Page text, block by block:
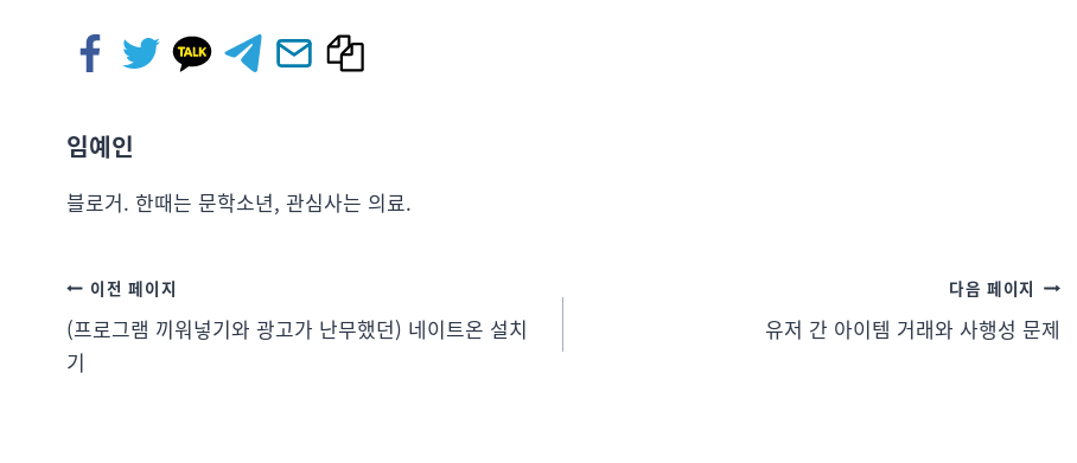
임예인
블로거. 한때는 문학소년, 관심사는 의료.
이전 페이지
(프로그램 끼워넣기와 광고가 난무했던) 네이트온 설치
기
다음 페이지
유저 간 아이템 거래와 사행성 문제